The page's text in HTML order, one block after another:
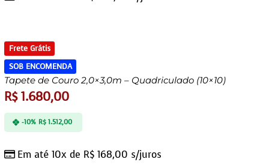
Frete Grátis
SOB ENCOMENDA
Tapete de Couro 2,0×3,0m – Quadriculado (10×10)
R$1.680,00
Em até 10x de R$ 168,00 s/juros
-10% R$1.512,00